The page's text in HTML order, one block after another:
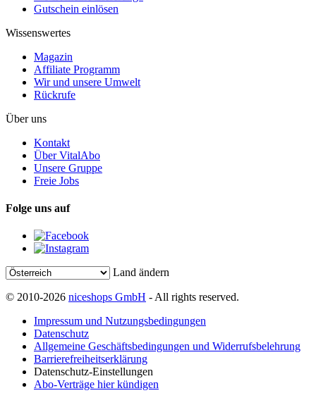
Gutschein einlösen
Wissenswertes
Magazin
Affiliate Programm
Wir und unsere Umwelt
Rückrufe
Über uns
Kontakt
Über VitalAbo
Unsere Gruppe
Freie Jobs
Folge uns auf
Land ändern
© 2010-2026 niceshops GmbH - All rights reserved.
Impressum und Nutzungsbedingungen
Datenschutz
Allgemeine Geschäftsbedingungen und Widerrufsbelehrung
Barrierefreiheitserklärung
Datenschutz-Einstellungen
Abo-Verträge hier kündigen